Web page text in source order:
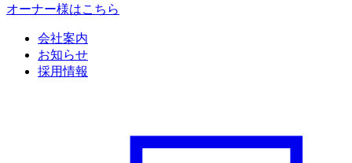
オーナー様はこちら
会社案内
お知らせ
採用情報